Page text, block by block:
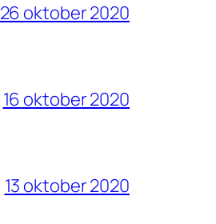
26 oktober 2020
16 oktober 2020
13 oktober 2020